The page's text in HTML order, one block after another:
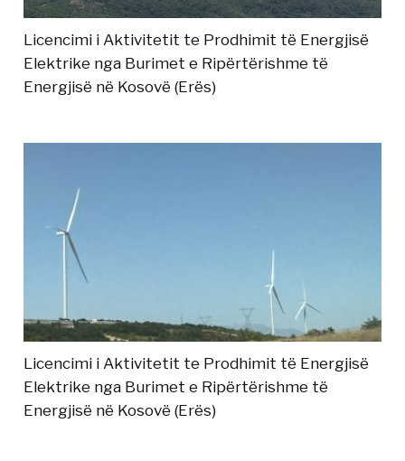
Licencimi i Aktivitetit te Prodhimit të Energjisë
Elektrike nga Burimet e Ripërtërishme të
Energjisë në Kosovë (Erës)
Licencimi i Aktivitetit te Prodhimit të Energjisë
Elektrike nga Burimet e Ripërtërishme të
Energjisë në Kosovë (Erës)